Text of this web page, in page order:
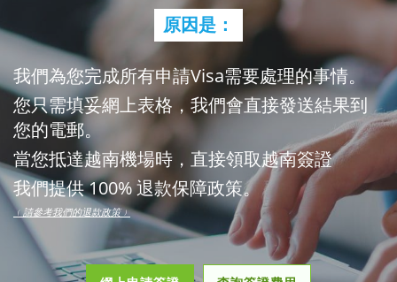
原因是：
我們為您完成所有申請Visa需要處理的事情。
您只需填妥網上表格，我們會直接發送結果到
您的電郵。
當您抵達越南機場時，直接領取越南簽證
我們提供 100% 退款保障政策。
﹙請參考我們的退款政策﹚